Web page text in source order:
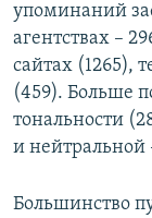
упоминаний
агентствах –
сайтах (1265),
(459). Больше
тональности
и нейтральной
Большинство